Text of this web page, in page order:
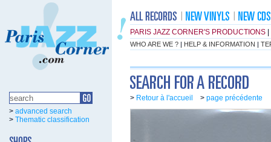
PARIS JAZZ CORNER'S PRODUCTIONS
WHO ARE WE ? | HELP & INFORMATION |
> advanced search
> Thematic classification
> Retour à l'accueil > page précédente